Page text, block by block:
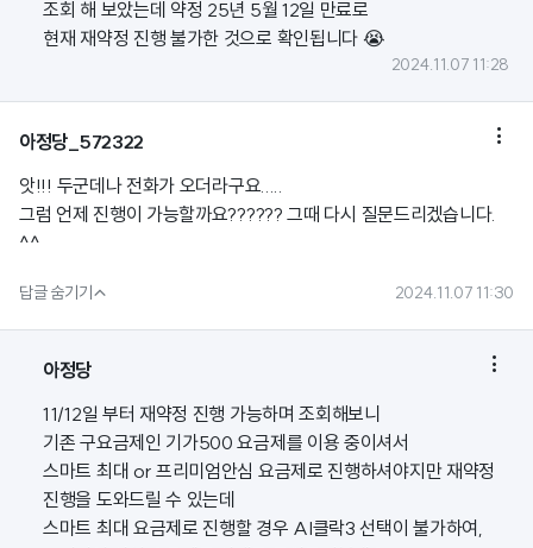
조회 해 보았는데 약정 25년 5월 12일 만료로
현재 재약정 진행 불가한 것으로 확인됩니다 😭
2024.11.07 11:28
아정당_572322 
앗!!! 두군데나 전화가 오더라구요.....
그럼 언제 진행이 가능할까요?????? 그때 다시 질문드리겠습니다.
^^
답글 숨기기 2024.11.07 11:30
아정당 
11/12일 부터 재약정 진행 가능하며 조회해보니
기존 구요금제인 기가500 요금제를 이용 중이셔서
스마트 최대 or 프리미엄안심 요금제로 진행하셔야지만 재약정
진행을 도와드릴 수 있는데
스마트 최대 요금제로 진행할 경우 AI클락3 선택이 불가하여,